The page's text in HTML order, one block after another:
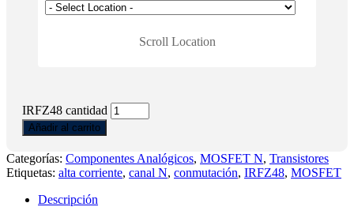
Scroll Location
IRFZ48 cantidad
Añadir al carrito
Categorías: Componentes Analógicos, MOSFET N, Transistores
Etiquetas: alta corriente, canal N, conmutación, IRFZ48, MOSFET
Descripción